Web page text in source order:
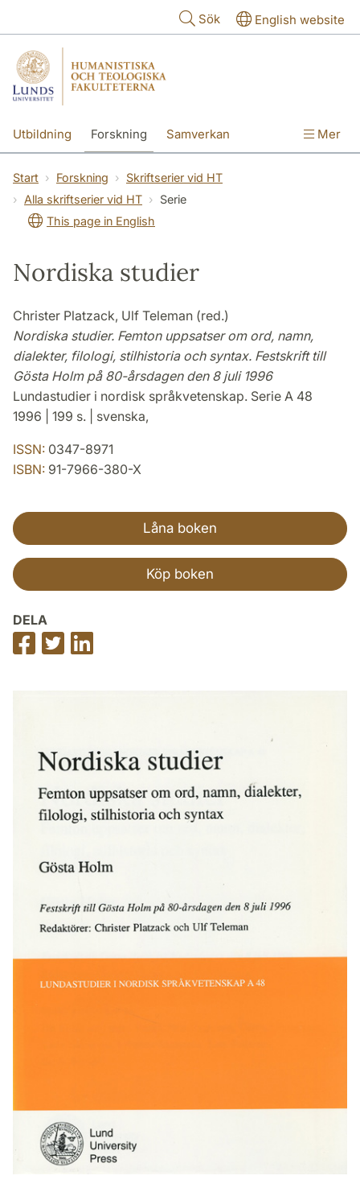
Sök English website
Utbildning Forskning Samverkan Mer
Start Forskning
Skriftserier vid HT
Alla skriftserier vid HT
Serie
This page in English
Nordiska studier
Christer Platzack, Ulf Teleman (red.)
Nordiska studier. Femton uppsatser om ord, namn,
dialekter, filologi, stilhistoria och syntax. Festskrift till
Gösta Holm på 80-årsdagen den 8 juli 1996
Lundastudier i nordisk språkvetenskap. Serie A 48
1996 | 199 s. | svenska,
ISSN: 0347-8971
ISBN: 91-7966-380-X
Låna boken
Köp boken
DELA
Dela
på
Dela
på
på